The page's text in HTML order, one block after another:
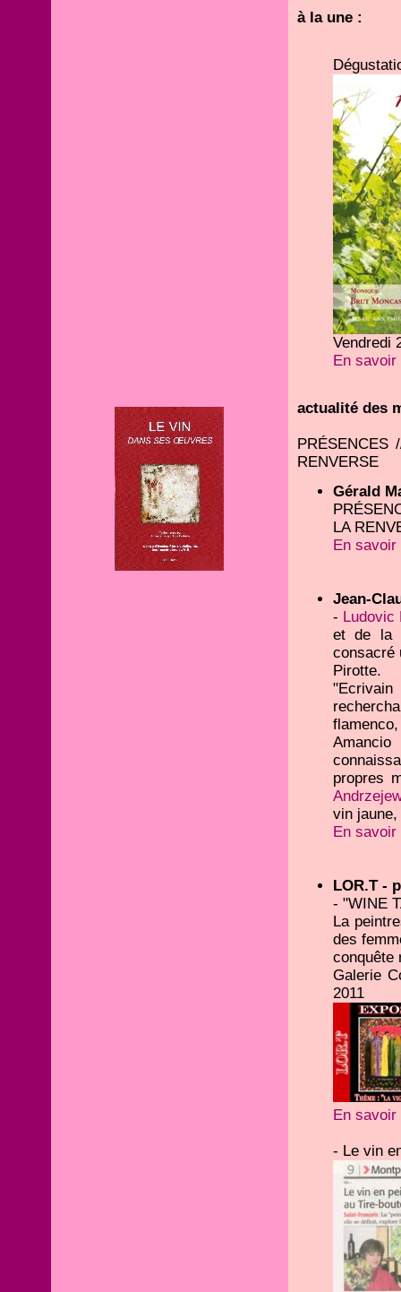
à la une :
Vendredi
En savoir
actualité des
PRÉSENCES
RENVERSE
Gérald
LA
En savoir
Jean-
- Ludovic
et de la
consacré
Pirotte.
propres
vin
En
LOR.T -
- "WINE
La
des
conquête
Galerie
2011
En savoir
- Le vin